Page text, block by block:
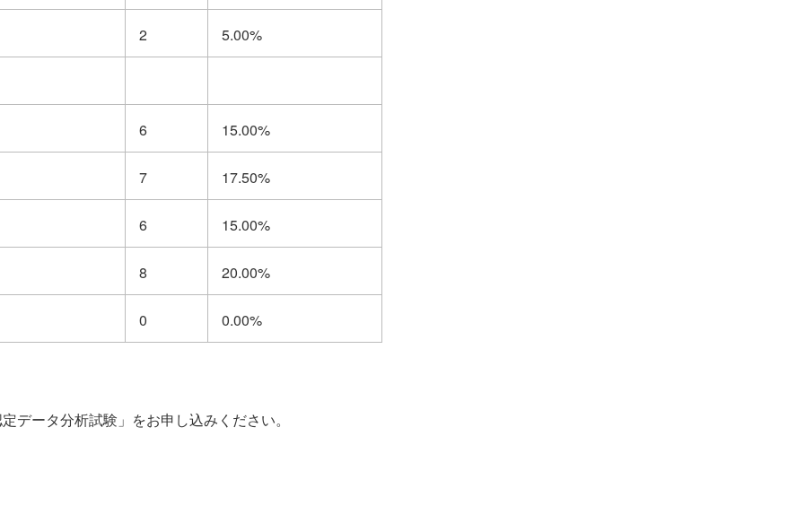
2 5.00%
6 15.00%
7 17.50%
6 15.00%
8 20.00%
0 0.00%
データ分析試験」をお申し込みください。